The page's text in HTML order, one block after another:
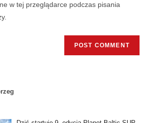
w tej przeglądarce podczas pisania